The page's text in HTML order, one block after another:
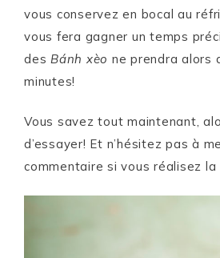
vous conservez en bocal au
vous fera gagner un temps
des Bánh xèo ne prendra alors
minutes!
Vous savez tout maintenant,
d’essayer! Et n’hésitez pas à
commentaire si vous réalisez